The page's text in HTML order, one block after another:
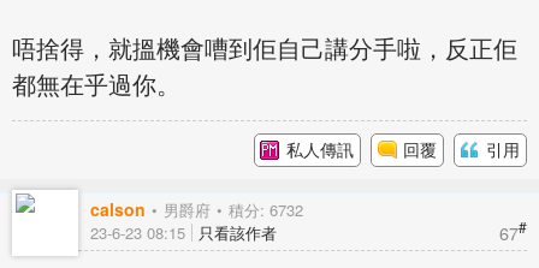
唔捨得，就搵機會嘈到佢自己講分手啦，反正佢
都無在乎過你。
私人傳訊 回覆 引用
calson 男爵府 積分: 6732
67#
23-6-23 08:15 只看該作者